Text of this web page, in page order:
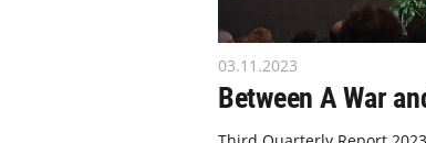
03.11.2023
Between A War